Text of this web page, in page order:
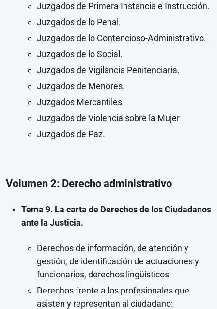
Juzgados de Primera Instancia e Instrucción.
Juzgados de lo Penal.
Juzgados de lo Contencioso‐Administrativo.
Juzgados de lo Social.
Juzgados de Vigilancia Penitenciaria.
Juzgados de Menores.
Juzgados Mercantiles
Juzgados de Violencia sobre la Mujer
Juzgados de Paz.
Volumen 2: Derecho administrativo
Tema 9. La carta de Derechos de los Ciudadanos
ante la Justicia.
Derechos de información, de atención y
gestión, de identificación de actuaciones y
funcionarios, derechos lingüísticos.
Derechos frente a los profesionales que
asisten y representan al ciudadano: